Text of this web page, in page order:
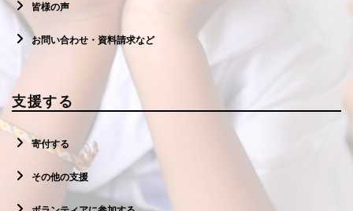
皆様の声
お問い合わせ・資料請求など
支援する
寄付する
その他の支援